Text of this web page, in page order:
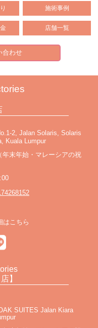
施術事例
店舗一覧
合わせ
2, Jalan Solaris, Solaris
Kuala Lumpur
年末年始・マレーシアの祝
はこちら
】
SUITES Jalan Kiara